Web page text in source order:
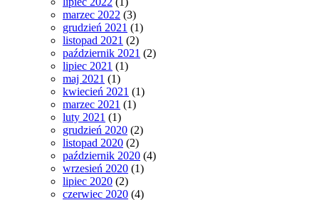
marzec 2022 (3)
grudzień 2021 (1)
listopad 2021 (2)
październik 2021 (2)
lipiec 2021 (1)
maj 2021 (1)
kwiecień 2021 (1)
marzec 2021 (1)
luty 2021 (1)
grudzień 2020 (2)
listopad 2020 (2)
październik 2020 (4)
wrzesień 2020 (1)
lipiec 2020 (2)
czerwiec 2020 (4)